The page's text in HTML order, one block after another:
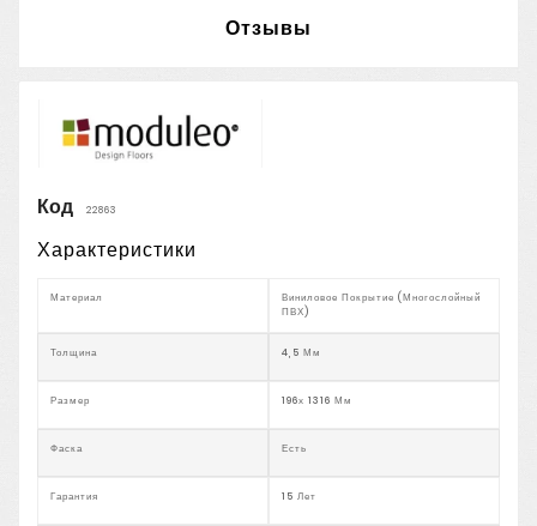
Отзывы
Код 22863
Характеристики
Материал
Виниловое Покрытие (многослойный
ПВХ)
Толщина 4,5 Мм
Размер 196х 1316 Мм
Фаска Есть
Гарантия 15 Лет